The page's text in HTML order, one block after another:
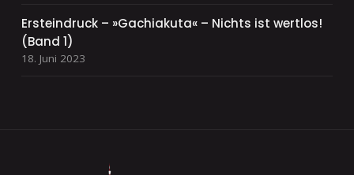
Ersteindruck – »Gachiakuta« – Nichts ist wertlos!
(Band 1)
18. Juni 2023